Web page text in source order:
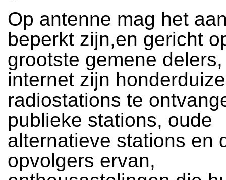
Op antenne mag het
beperkt zijn,en gericht
grootste gemene
internet zijn
radiostations te
publieke stations, oude
alternatieve stations en
opvolgers ervan,